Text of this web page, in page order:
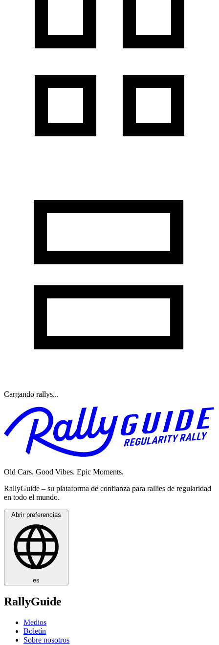
Cargando rallys...
Old Cars. Good Vibes. Epic Moments.
RallyGuide – su plataforma de confianza para rallies de regularidad
en todo el mundo.
Abrir preferencias
es
RallyGuide
Medios
Boletín
Sobre nosotros